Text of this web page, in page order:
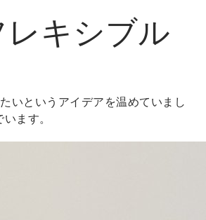
キシブル
いというアイデアを温めていまし
ます。